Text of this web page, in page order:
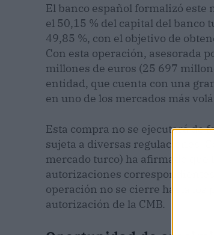
El banco español formalizó
el 50,15 % del capital del banco
49,85 %, con el objetivo de
Con esta operación, asesorada
millones de euros (25 697
entidad, que cuenta con una
en uno de los mercados más
Esta compra no se ejecutará de
sujeta a diversas regulaciones.
mercado turco) ha afirmado que
autorizaciones correspondientes
operación no se cierre hasta los
autorización de la CMB.